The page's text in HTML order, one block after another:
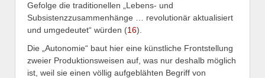
Gefolge die traditionellen „Lebens- und
Subsistenzzusammenhänge … revolutionär aktualisiert
und umgedeutet“ würden (16).
Die „Autonomie“ baut hier eine künstliche Frontstellung
zweier Produktionsweisen auf, was nur deshalb möglich
ist, weil sie einen völlig aufgeblähten Begriff von